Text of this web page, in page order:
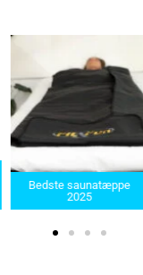
Bedste saunatæppe